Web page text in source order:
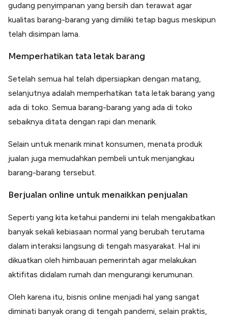
gudang penyimpanan yang bersih dan terawat agar
kualitas barang-barang yang dimiliki tetap bagus meskipun
telah disimpan lama.
Memperhatikan tata letak barang
Setelah semua hal telah dipersiapkan dengan matang,
selanjutnya adalah memperhatikan tata letak barang yang
ada di toko. Semua barang-barang yang ada di toko
sebaiknya ditata dengan rapi dan menarik.
Selain untuk menarik minat konsumen, menata produk
jualan juga memudahkan pembeli untuk menjangkau
barang-barang tersebut.
Berjualan online untuk menaikkan penjualan
Seperti yang kita ketahui pandemi ini telah mengakibatkan
banyak sekali kebiasaan normal yang berubah terutama
dalam interaksi langsung di tengah masyarakat. Hal ini
dikuatkan oleh himbauan pemerintah agar melakukan
aktifitas didalam rumah dan mengurangi kerumunan.
Oleh karena itu, bisnis online menjadi hal yang sangat
diminati banyak orang di tengah pandemi, selain praktis,